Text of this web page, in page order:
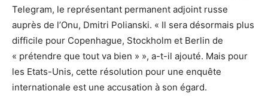
Telegram, le représentant permanent adjoint russe
auprès de l’Onu, Dmitri Polianski. « Il sera désormais plus
difficile pour Copenhague, Stockholm et Berlin de
« prétendre que tout va bien » », a-t-il ajouté. Mais pour
les Etats-Unis, cette résolution pour une enquête
internationale est une accusation à son égard.